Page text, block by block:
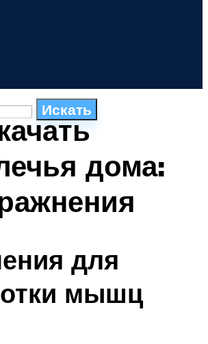
Искать
ДЕТЕЙ
ДОМА
дома:
для
мышц